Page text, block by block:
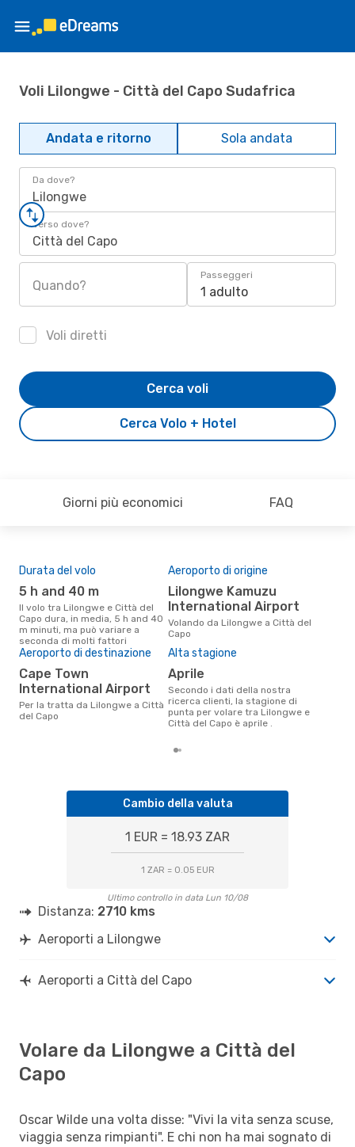
Voli Lilongwe - Città del Capo Sudafrica
Andata e ritorno Sola andata
Da dove?
Lilongwe
Verso dove?
Città del Capo
Quando?
Passeggeri
1 adulto
Voli diretti
Cerca Volo + Hotel
Cerca voli
Giorni più economici FAQ
Durata del volo
5 h and 40 m
Il volo tra Lilongwe e Città del
Capo dura, in media, 5 h and 40
m minuti, ma può variare a
seconda di molti fattori
Aeroporto di origine
Lilongwe Kamuzu
International Airport
Volando da Lilongwe a Città del
Capo
Aeroporto di destinazione
Cape Town
International Airport
Per la tratta da Lilongwe a Città
del Capo
Alta stagione
aprile
Secondo i dati della nostra
ricerca clienti, la stagione di
punta per volare tra Lilongwe e
Città del Capo è aprile .
Cambio della valuta
1 EUR = 18.93 ZAR
1 ZAR = 0.05 EUR
Ultimo controllo in data Lun 10/08
Distanza: 2710 kms
Aeroporti a Lilongwe
Aeroporti a Città del Capo
Volare da Lilongwe a Città del
Capo
Oscar Wilde una volta disse: "Vivi la vita senza scuse,
viaggia senza rimpianti". E chi non ha mai sognato di